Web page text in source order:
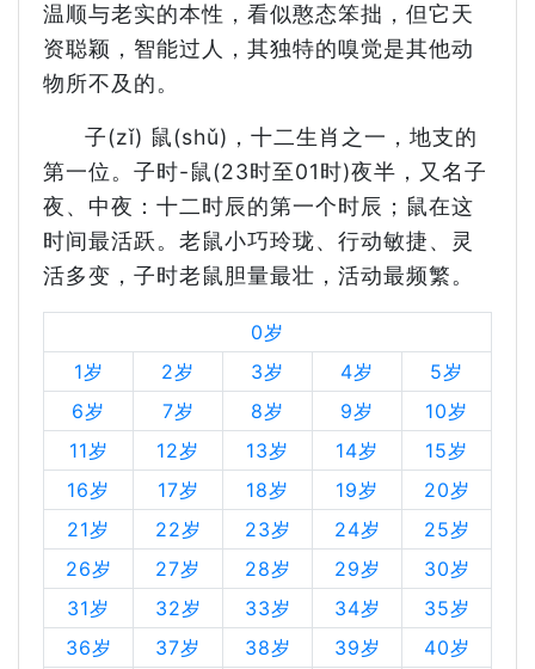
温顺与老实的本性，看似憨态笨拙，但它天
资聪颖，智能过人，其独特的嗅觉是其他动
物所不及的。
子(zǐ) 鼠(shǔ)，十二生肖之一，地支的
第一位。子时-鼠(23时至01时)夜半，又名子
夜、中夜：十二时辰的第一个时辰；鼠在这
时间最活跃。老鼠小巧玲珑、行动敏捷、灵
活多变，子时老鼠胆量最壮，活动最频繁。
0岁
1岁
2岁 3岁 4岁
5岁
6岁
7岁 8岁 9岁
10岁
11岁
12岁 13岁 14岁
15岁
16岁
17岁 18岁 19岁
20岁
21岁
22岁 23岁 24岁
25岁
26岁
27岁 28岁 29岁
30岁
31岁
32岁 33岁 34岁
35岁
36岁
37岁 38岁 39岁
40岁